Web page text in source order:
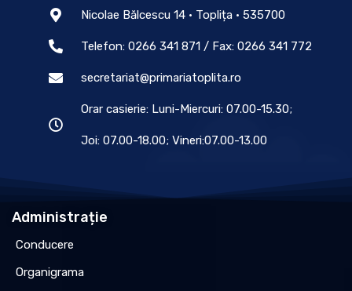
Nicolae Bălcescu 14 • Toplița • 535700
Telefon: 0266 341 871 / Fax: 0266 341 772
secretariat@primariatoplita.ro
Orar casierie: Luni-Miercuri: 07.00-15.30;
Joi: 07.00-18.00; Vineri:07.00-13.00
Administrație
Conducere
Organigrama